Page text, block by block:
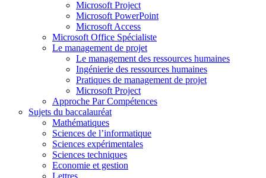
Microsoft Project
Microsoft PowerPoint
Microsoft Access
Microsoft Office Spécialiste
Le management de projet
Le management des ressources humaines
Ingénierie des ressources humaines
Pratiques de management de projet
Microsoft Project
Approche Par Compétences
Sujets du baccalauréat
Mathématiques
Sciences de l’informatique
Sciences expérimentales
Sciences techniques
Economie et gestion
Lettres